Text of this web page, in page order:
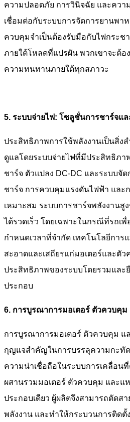
ความปลอดภัย การวินิจฉัย และควา
เชื่อมต่อกับระบบการจัดการยานพา
ควบคุมจำเป็นต้องรับมือกับไฟกระช
ภายใต้โหลดที่แปรผัน พวกเขาจะต้อ
ความทนทานภายใต้ทุกสภาวะ
5. ระบบจ่ายไฟ: โซลูชั่นการชาร์จแ
ประสิทธิภาพการใช้พลังงานเป็นสิ่ง
ดูแลโดยระบบจ่ายไฟที่มีประสิทธิภา
ชาร์จ ตัวแปลง DC-DC และระบบจั
ชาร์จ การควบคุมแรงดันไฟฟ้า และ
เหมาะสม ระบบการชาร์จพลังงานสู
ได้รวดเร็ว โดยเฉพาะในกรณีที่รถเ
กำหนดเวลาที่จำกัด เทคโนโลยีการ
สะอาดและเสถียรแก่มอเตอร์และตัว
ประสิทธิภาพของระบบโดยรวมและ
ประกอบ
6. การบูรณาการมอเตอร์ ตัวควบคุม
การบูรณาการมอเตอร์ ตัวควบคุม แ
กุญแจสำคัญในการบรรลุความกะทั
ความน่าเชื่อถือในระบบการเคลื่อน
ผสานรวมมอเตอร์ ตัวควบคุม และแ
ประกอบเดียว ผู้ผลิตจึงสามารถตัดสา
พลังงาน และทำให้กระบวนการติดตั้